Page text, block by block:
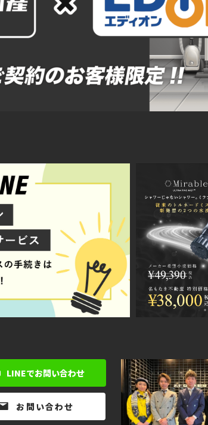
LINEでお問い合わせ
お問い合わせ